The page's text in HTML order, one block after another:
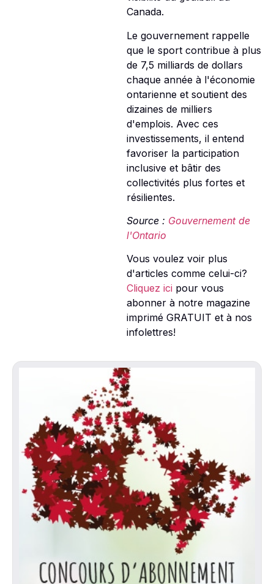
Canada.
Le gouvernement rappelle
que le sport contribue à plus
de 7,5 milliards de dollars
chaque année à l'économie
ontarienne et soutient des
dizaines de milliers
d'emplois. Avec ces
investissements, il entend
favoriser la participation
inclusive et bâtir des
collectivités plus fortes et
résilientes.
Source : Gouvernement de
l'Ontario
Vous voulez voir plus
d'articles comme celui-ci?
Cliquez ici pour vous
abonner à notre magazine
imprimé GRATUIT et à nos
infolettres!